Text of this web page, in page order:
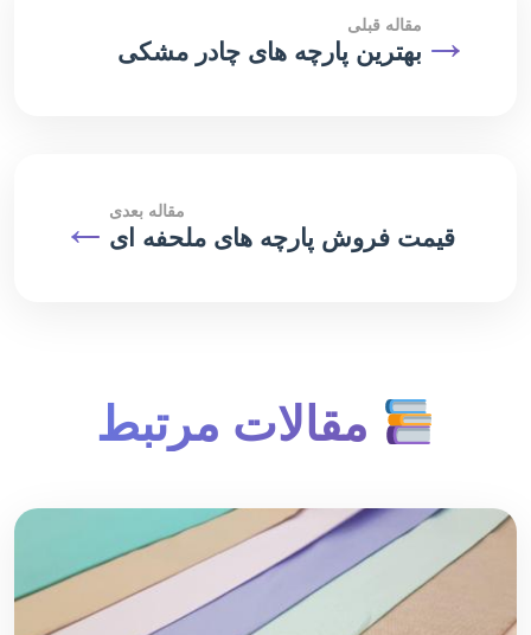
→ مقاله قبلی
بهترین پارچه های چادر مشکی
مقاله بعدی
قیمت فروش پارچه های ملحفه ای ←
مقالات مرتبط